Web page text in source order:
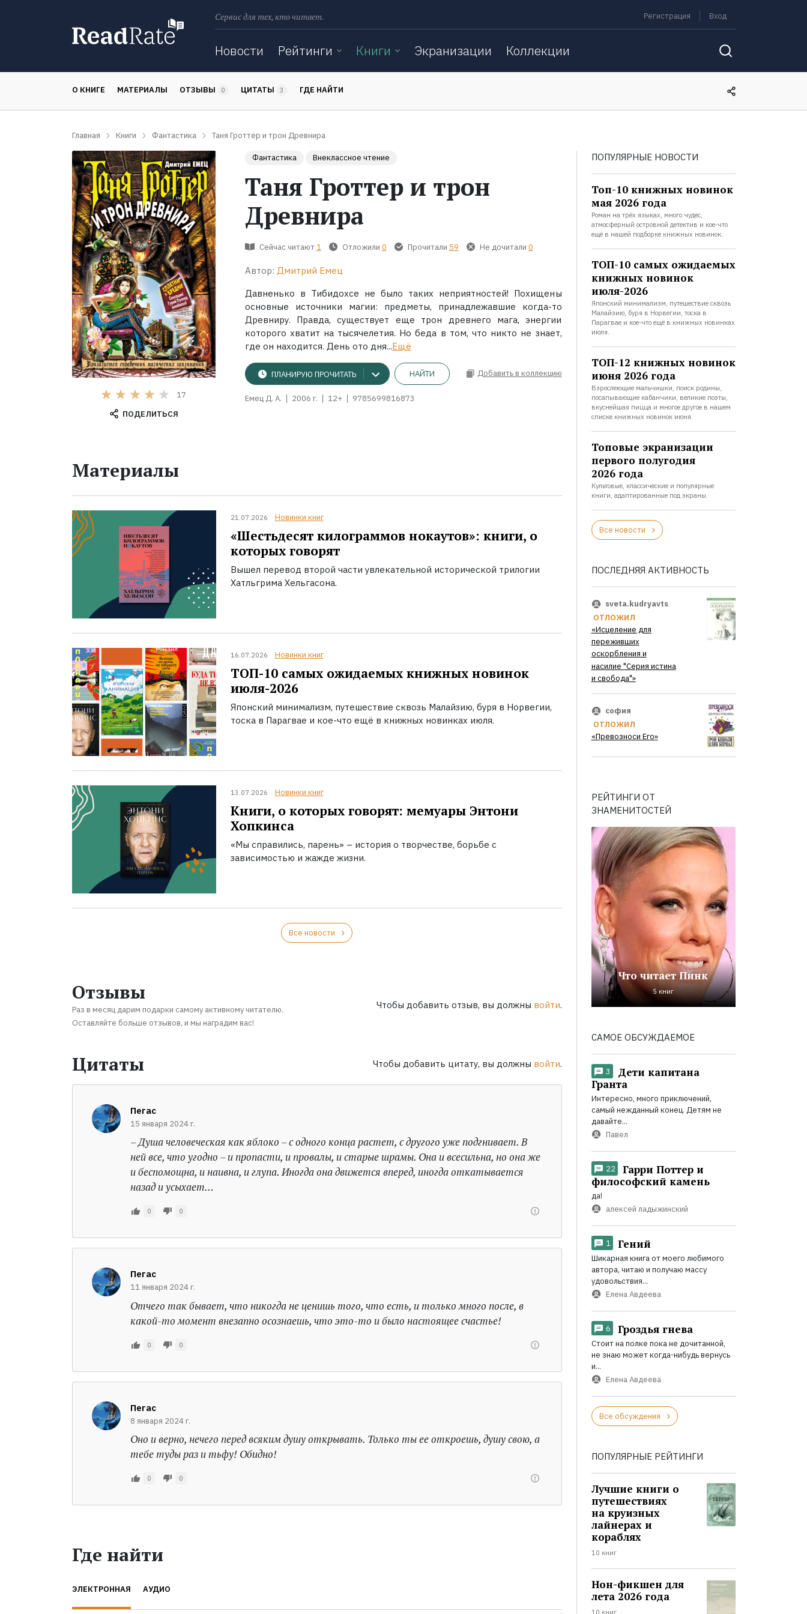
Сервис для тех, кто читает. Регистрация Вход
Новости Рейтинги Книги Экранизации Коллекции
О КНИГЕ МАТЕРИАЛЫ ОТЗЫВЫ 0 ЦИТАТЫ 3 ГДЕ НАЙТИ
Главная Книги Фантастика Таня Гроттер и трон Древнира
17
ПОДЕЛИТЬСЯ
Фантастика Внеклассное чтение
Таня Гроттер и трон
Древнира
Сейчас читают 1 Отложили 0 Прочитали 59 Не дочитали 0
Автор: Дмитрий Емец
Давненько в Тибидохсе не было таких неприятностей! Похищены
основные источники магии: предметы, принадлежавшие когда-то
Древниру. Правда, существует еще трон древнего мага, энергии
которого хватит на тысячелетия. Но беда в том, что никто не знает,
где он находится. День ото дня...Ещё
ПЛАНИРУЮ ПРОЧИТАТЬ НАЙТИ Добавить в коллекцию
Емец Д. А. 2006 г. 12+ 9785699816873
Материалы
21.07.2026 Новинки книг
«Шестьдесят килограммов нокаутов»: книги, о
которых говорят
Вышел перевод второй части увлекательной исторической трилогии
Хатльгрима Хельгасона.
16.07.2026 Новинки книг
ТОП-10 самых ожидаемых книжных новинок
июля-2026
Японский минимализм, путешествие сквозь Малайзию, буря в Норвегии,
тоска в Парагвае и кое-что ещё в книжных новинках июля.
13.07.2026 Новинки книг
Книги, о которых говорят: мемуары Энтони
Хопкинса
«Мы справились, парень» – история о творчестве, борьбе с
зависимостью и жажде жизни.
Все новости
Отзывы
Раз в месяц дарим подарки самому активному читателю.
Оставляйте больше отзывов, и мы наградим вас!
Чтобы добавить отзыв, вы должны войти.
Цитаты Чтобы добавить цитату, вы должны войти.
Пегас
15 января 2024 г.
– Душа человеческая как яблоко – с одного конца растет, с другого уже подгнивает. В
ней все, что угодно – и пропасти, и провалы, и старые шрамы. Она и всесильна, но она же
и беспомощна, и наивна, и глупа. Иногда она движется вперед, иногда откатывается
назад и усыхает…
0 0
Пегас
11 января 2024 г.
Отчего так бывает, что никогда не ценишь того, что есть, и только много после, в
какой-то момент внезапно осознаешь, что это-то и было настоящее счастье!
0 0
Пегас
8 января 2024 г.
Оно и верно, нечего перед всяким душу открывать. Только ты ее откроешь, душу свою, а
тебе туды раз и тьфу! Обидно!
0 0
Где найти
ЭЛЕКТРОННАЯ АУДИО
ПОПУЛЯРНЫЕ НОВОСТИ
Топ-10 книжных новинок
мая 2026 года
Роман на трёх языках, много чудес,
атмосферный островной детектив и кое-что
ещё в нашей подборке книжных новинок.
ТОП-10 самых ожидаемых
книжных новинок
июля-2026
Японский минимализм, путешествие сквозь
Малайзию, буря в Норвегии, тоска в
Парагвае и кое-что ещё в книжных новинках
июля.
ТОП-12 книжных новинок
июня 2026 года
Взрослеющие мальчишки, поиск родины,
посапывающие кабанчики, великие поэты,
вкуснейшая пицца и многое другое в нашем
списке книжных новинок июня.
Топовые экранизации
первого полугодия
2026 года
Культовые, классические и популярные
книги, адаптированные под экраны.
Все новости
ПОСЛЕДНЯЯ АКТИВНОСТЬ
sveta.kudryavts
ОТЛОЖИЛ
«Исцеление для
переживших
оскорбления и
насилие "Серия истина
и свобода"»
софия
ОТЛОЖИЛ
«Превозноси Его»
РЕЙТИНГИ ОТ
ЗНАМЕНИТОСТЕЙ
Что читает Пинк
5 книг
САМОЕ ОБСУЖДАЕМОЕ
3
Дети капитана
Гранта
Интересно, много приключений,
самый нежданный конец. Детям не
давайте...
Павел
22
Гарри Поттер и
философский камень
да!
алексей ладыжинский
1 Гений
Шикарная книга от моего любимого
автора, читаю и получаю массу
удовольствия...
Елена Авдеева
6 Гроздья гнева
Стоит на полке пока не дочитанной,
не знаю может когда-нибудь вернусь
и...
Елена Авдеева
Все обсуждения
ПОПУЛЯРНЫЕ РЕЙТИНГИ
Лучшие книги о
путешествиях
на круизных
лайнерах и
кораблях
10 книг
Нон-фикшен для
лета 2026 года